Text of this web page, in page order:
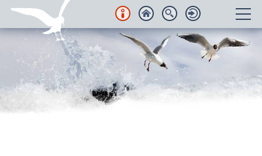
Unterkünfte
Regionales
Urlaubsorte